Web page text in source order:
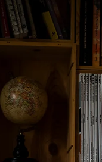
levenswijsheid die
ontmoetingen die me
aboriginals, first
cultuur die ons zoveel
graag met jou, omdat
verteld mogen worden